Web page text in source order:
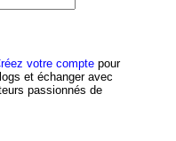
votre comptepour
et échanger avec
passionnés de